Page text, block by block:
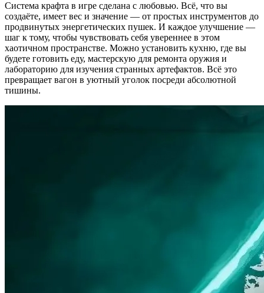
Система крафта в игре сделана с любовью. Всё, что вы
создаёте, имеет вес и значение — от простых инструментов до
продвинутых энергетических пушек. И каждое улучшение —
шаг к тому, чтобы чувствовать себя увереннее в этом
хаотичном пространстве. Можно установить кухню, где вы
будете готовить еду, мастерскую для ремонта оружия и
лабораторию для изучения странных артефактов. Всё это
превращает вагон в уютный уголок посреди абсолютной
тишины.